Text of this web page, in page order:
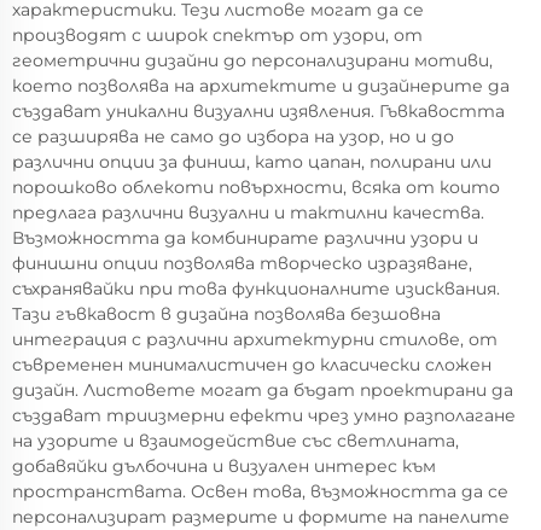
характеристики. Тези листове могат да се
производят с широк спектър от узори, от
геометрични дизайни до персонализирани мотиви,
което позволява на архитектите и дизайнерите да
създават уникални визуални изявления. Гъвкавостта
се разширява не само до избора на узор, но и до
различни опции за финиш, като цапан, полирани или
порошково облекоти повърхности, всяка от които
предлага различни визуални и тактилни качества.
Възможността да комбинирате различни узори и
финишни опции позволява творческо изразяване,
съхранявайки при това функционалните изисквания.
Тази гъвкавост в дизайна позволява безшовна
интеграция с различни архитектурни стилове, от
съвременен минималистичен до класически сложен
дизайн. Листовете могат да бъдат проектирани да
създават триизмерни ефекти чрез умно разполагане
на узорите и взаимодействие със светлината,
добавяйки дълбочина и визуален интерес към
пространствата. Освен това, възможността да се
персонализират размерите и формите на панелите